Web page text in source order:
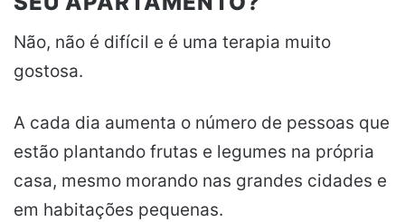
Não, não é difícil e é uma terapia muito
gostosa.
A cada dia aumenta o número de pessoas que
estão plantando frutas e legumes na própria
casa, mesmo morando nas grandes cidades e
em habitações pequenas.